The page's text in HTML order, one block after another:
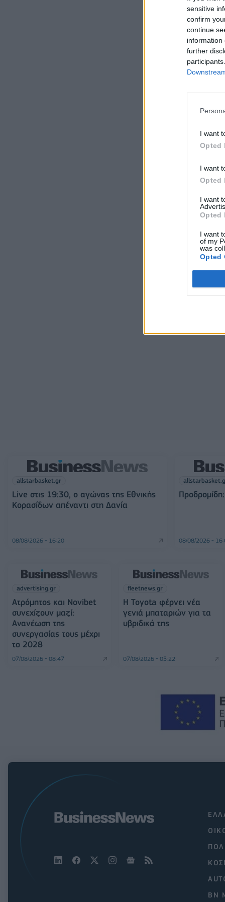
sensitive
confirm
continue
information
further
I want
Opted
I want
Opted
I want
Opted
I want
of my
was
Opted
allstarbasket.gr
Live στις 19:30, ο αγώνας της Εθνικής
Κορασίδων απέναντι στη Δανία
08/08/2026 - 16:20 08/08/2026 -
advertising.gr
Ατρόμητος και Novibet
συνεχίζουν μαζί:
Ανανέωση της
συνεργασίας τους μέχρι
το 2028
07/08/2026 - 08:47
fleetnews.gr
Η Toyota φέρνει νέα
γενιά μπαταριών για τα
υβριδικά της
07/08/2026 - 05:22
BN